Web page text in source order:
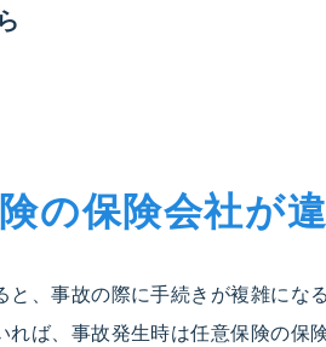
の保険会社が
、事故の際に手続きが複雑にな
ば、事故発生時は任意保険の保